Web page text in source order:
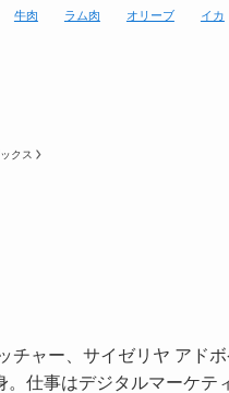
牛肉 ラム肉 オリーブ イカ
クス
チャー、サイゼリヤ アド
。仕事はデジタルマーケテ